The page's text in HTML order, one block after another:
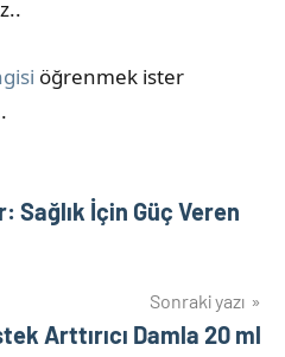
öğrenmek ister
İçin Güç Veren
Sonraki yazı
Arttırıcı Damla 20 ml